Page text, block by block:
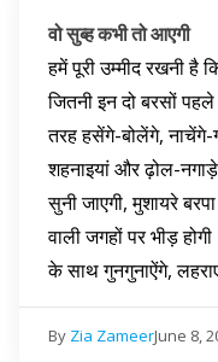
वो सुब्ह कभी तो आएगी
हमें पूरी उम्मीद रखनी है
जितनी इन दो बरसों
तरह हसेंगे-बोलेंगे, नाचेंगे-
शहनाइयां और ढ़ोल-
सुनी जाएगी, मुशायरे
वाली जगहों पर भीड़
के साथ गुनगुनाऐंगे,
By Zia ZameerJune 8,